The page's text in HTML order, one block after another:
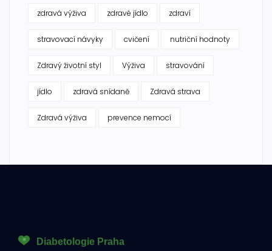
zdravá výživa zdravé jídlo zdraví
stravovací návyky cvičení nutriční hodnoty
Zdravý životní styl Výživa stravování
jídlo zdravá snídaně Zdravá strava
Zdravá výživa prevence nemocí